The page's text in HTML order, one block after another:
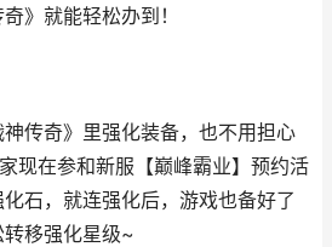
》就能轻松办到！
传奇》里强化装备，也不用担心
现在参和新服【巅峰霸业】预约活
石，就连强化后，游戏也备好了
移强化星级~